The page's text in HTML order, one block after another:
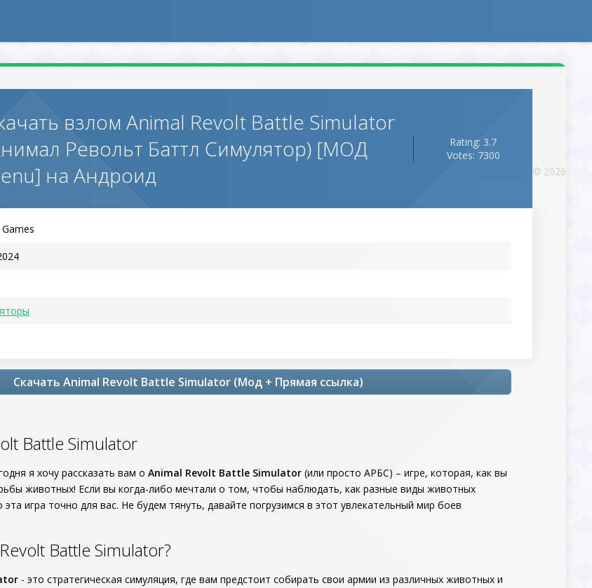
взлом Animal Revolt Battle Simulator
Револьт Баттл Симулятор) [МОД
на Андроид
Rating: 3.7
Votes: 7300
Скачать Animal Revolt Battle Simulator (Мод + Прямая ссылка)
Battle Simulator
я хочу рассказать вам о Animal Revolt Battle Simulator (или просто АРБС) – игре, которая, как вы
животных! Если вы когда-либо мечтали о том, чтобы наблюдать, как разные виды животных
игра точно для вас. Не будем тянуть, давайте погрузимся в этот увлекательный мир боев
Battle Simulator?
- это стратегическая симуляция, где вам предстоит собирать свои армии из различных животных и
© 2026